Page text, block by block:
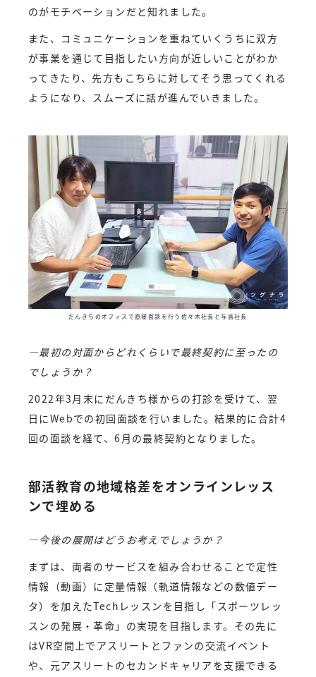
のがモチベーションだと知れました。
また、コミュニケーションを重ねていくうちに双方
が事業を通じて目指したい方向が近しいことがわか
ってきたり、先方もこちらに対してそう思ってくれる
ようになり、スムーズに話が進んでいきました。
だんきちのオフィスで直接面談を行う佐々木社長と与島社長
―最初の対面からどれくらいで最終契約に至ったの
でしょうか？
2022年3月末にだんきち様からの打診を受けて、翌
日にWebでの初回面談を行いました。結果的に合計4
回の面談を経て、6月の最終契約となりました。
部活教育の地域格差をオンラインレッス
ンで埋める
―今後の展開はどうお考えでしょうか？
まずは、両者のサービスを組み合わせることで定性
情報（動画）に定量情報（軌道情報などの数値デー
タ）を加えたTechレッスンを目指し「スポーツレッ
スンの発展・革命」の実現を目指します。その先に
はVR空間上でアスリートとファンの交流イベント
や、元アスリートのセカンドキャリアを支援できる